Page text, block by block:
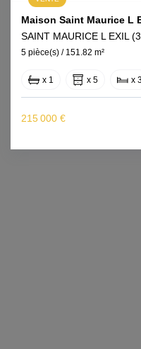
Maison Saint Maurice L
SAINT MAURICE L EXIL
5 pièce(s) / 151.82 m²
x 1 x 5 x
215 000 €